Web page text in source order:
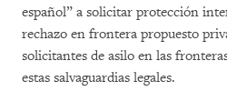
español” a solicitar protección
rechazo en frontera propuesto
solicitantes de asilo en las
estas salvaguardias legales.